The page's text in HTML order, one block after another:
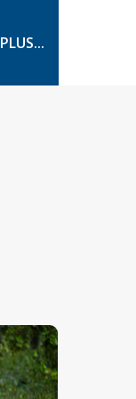
PLUS...